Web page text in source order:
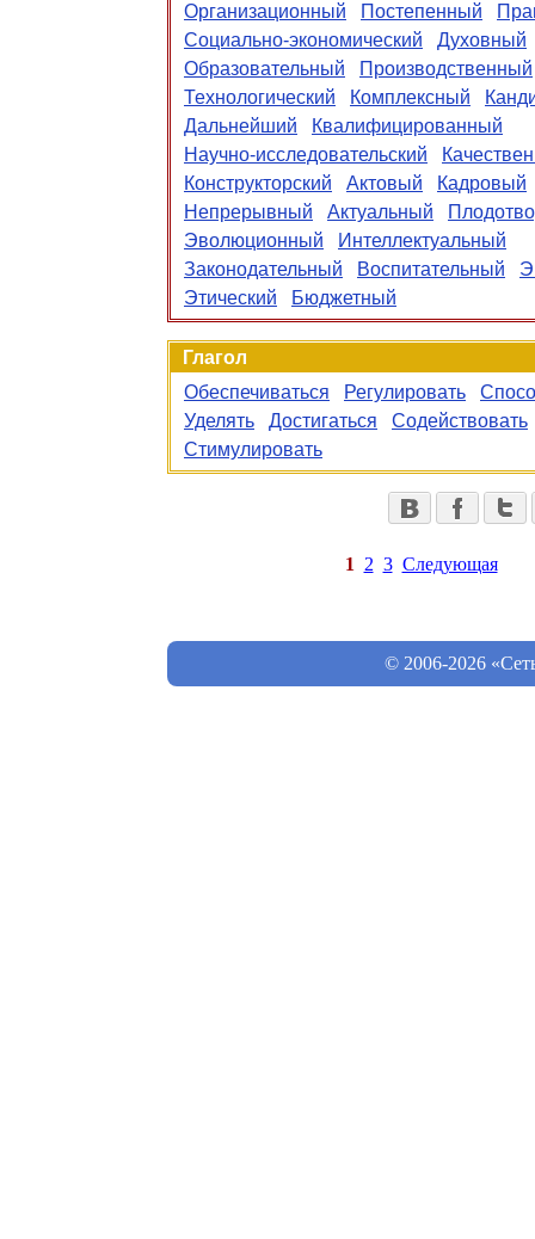
Организационный
Постепенный
Социально-экономический
Духовный
Образовательный
Производственный
Технологический
Комплексный
Дальнейший
Квалифицированный
Научно-исследовательский
Конструкторский
Актовый
Кадровый
Непрерывный
Актуальный
Эволюционный
Интеллектуальный
Законодательный
Воспитательный
Этический
Бюджетный
Глагол
Обеспечиваться
Регулировать
Уделять
Достигаться
Содействовать
Стимулировать
1 2 3 Следующая
© 2006-2026